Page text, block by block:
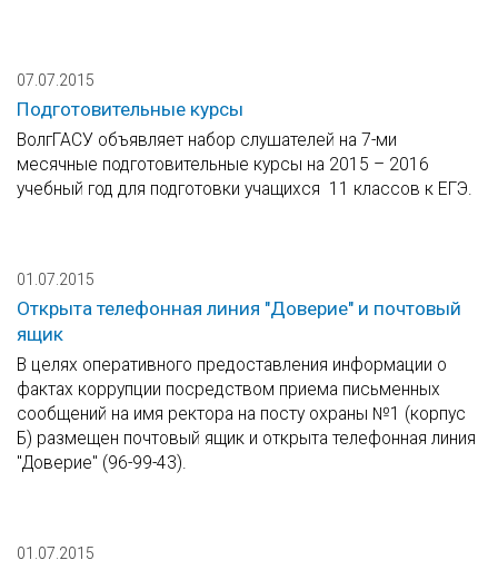
07.07.2015
Подготовительные курсы
ВолгГАСУ объявляет набор слушателей на 7-ми
месячные подготовительные курсы на 2015 – 2016
учебный год для подготовки учащихся 11 классов к ЕГЭ.
01.07.2015
Открыта телефонная линия "Доверие" и почтовый
ящик
В целях оперативного предоставления информации о
фактах коррупции посредством приема письменных
сообщений на имя ректора на посту охраны №1 (корпус
Б) размещен почтовый ящик и открыта телефонная линия
"Доверие" (96-99-43).
01.07.2015